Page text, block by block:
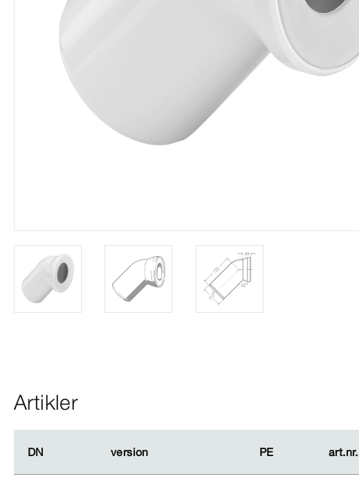
Artikler
DN version PE art.nr.
DN version PE art.nr.